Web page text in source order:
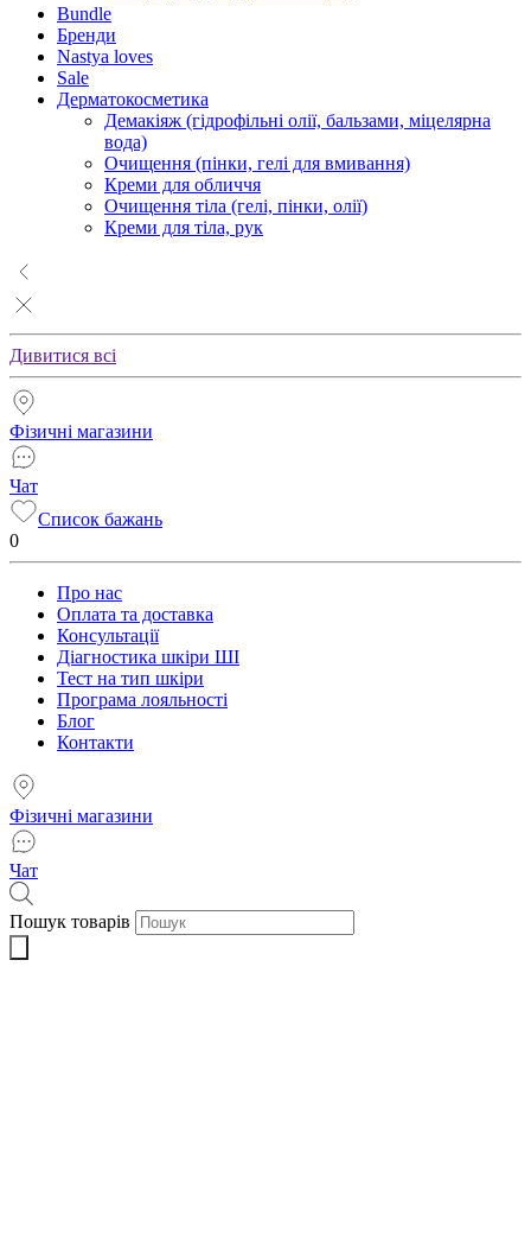
Bundle
Бренди
Nastya loves
Sale
Дерматокосметика
Демакіяж (гідрофільні олії, бальзами, міцелярна
вода)
Очищення (пінки, гелі для вмивання)
Креми для обличчя
Очищення тіла (гелі, пінки, олії)
Креми для тіла, рук
Дивитися всі
Фізичні магазини
Чат
Список бажань
0
Про нас
Оплата та доставка
Консультації
Діагностика шкіри ШІ
Тест на тип шкіри
Програма лояльності
Блог
Контакти
Фізичні магазини
Чат
Пошук товарів